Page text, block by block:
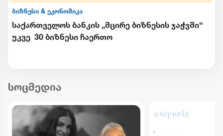
ბიზნესი & ეკონომიკა
საქართველოს ბანკის „მცირე ბიზნესის ჯაჭვში“
უკვე 30 ბიზნესი ჩაერთო
სოცმედია